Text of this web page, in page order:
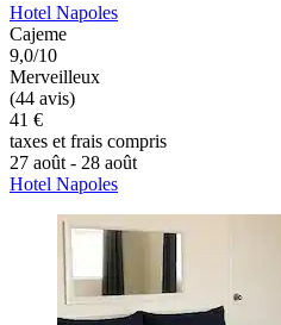
Hotel Napoles
Cajeme
9,0/10
Merveilleux
(44 avis)
41 €
taxes et frais compris
27 août - 28 août
Hotel Napoles